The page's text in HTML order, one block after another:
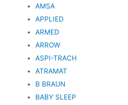
AMSA
APPLIED
ARMED
ARROW
ASPI-TRACH
ATRAMAT
B BRAUN
BABY SLEEP